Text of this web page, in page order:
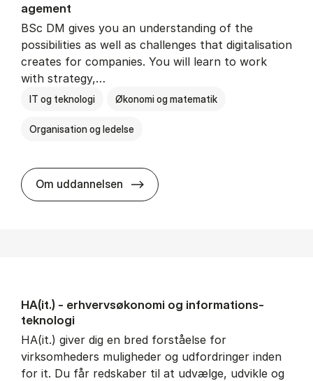
age­ment
BSc DM gives you an understanding of the
possibilities as well as challenges that digitalisation
creates for companies. You will learn to work
with strategy,…
IT og teknologi Økonomi og matematik
Organisation og ledelse
Om uddannelsen BSc in Busi­ness Ad­min­is­tra­tion
HA(it.) - erhvervs­økonomi og informations­
teknologi
HA(it.) giver dig en bred forståelse for
virksomheders muligheder og udfordringer inden
for it. Du får redskaber til at udvælge, udvikle og